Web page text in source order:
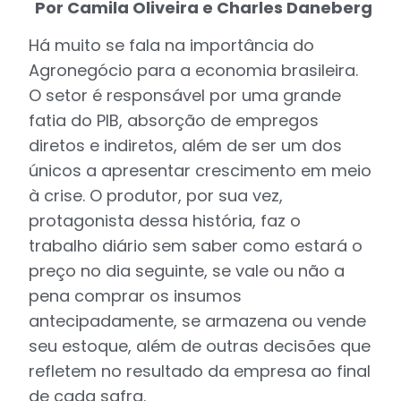
Por Camila Oliveira e Charles Daneberg
Há muito se fala na importância do
Agronegócio para a economia brasileira.
O setor é responsável por uma grande
fatia do PIB, absorção de empregos
diretos e indiretos, além de ser um dos
únicos a apresentar crescimento em meio
à crise. O produtor, por sua vez,
protagonista dessa história, faz o
trabalho diário sem saber como estará o
preço no dia seguinte, se vale ou não a
pena comprar os insumos
antecipadamente, se armazena ou vende
seu estoque, além de outras decisões que
refletem no resultado da empresa ao final
de cada safra.